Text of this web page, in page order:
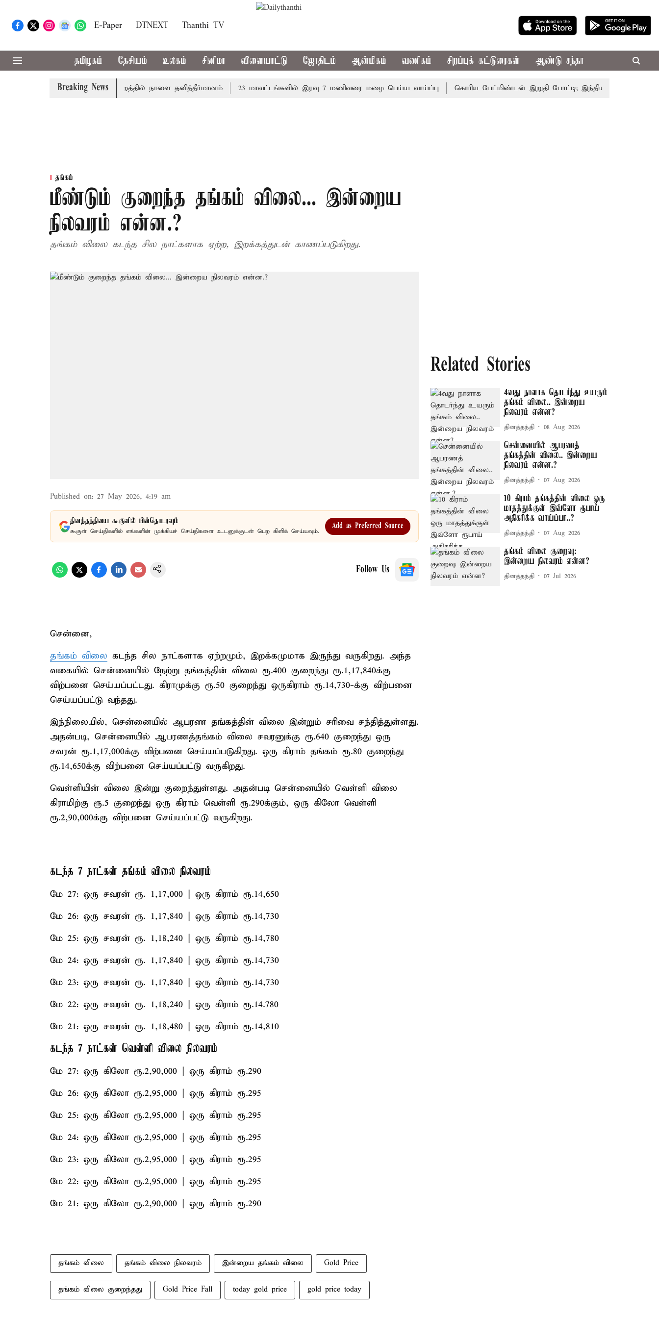
E-Paper DTNEXT Thanthi TV
தமிழகம் தேசியம் உலகம் சினிமா விளையாட்டு ஜோதிடம் ஆன்மிகம் வணிகம் சிறப்புக் கட்டுரைகள் ஆண்டு சந்தா
Breaking News
தமிழ்த்தாய் வாழ்த்து: சட்டமன்றத்தில் நாளை தனித்தீர்மானம் 23 மாவட்டங்களில் இரவு 7 மணிவரை மழை பெய்ய வாய்ப்பு கொரிய பேட்மிண்டன் இறுதி போட்டி; இந்திய வீராங்கனை
தங்கம்
மீண்டும் குறைந்த தங்கம் விலை... இன்றைய
நிலவரம் என்ன.?
தங்கம் விலை கடந்த சில நாட்களாக ஏற்ற, இறக்கத்துடன் காணப்படுகிறது.
Published on: 27 May 2026, 4:19 am
தினத்தந்தியை கூகுளில் பின்தொடரவும்
கூகுள் செய்திகளில் எங்களின் முக்கியச் செய்திகளை உடனுக்குடன் பெற கிளிக் செய்யவும்.
Add as Preferred Source
Follow Us
சென்னை,
தங்கம் விலை கடந்த சில நாட்களாக ஏற்றமும், இறக்கமுமாக இருந்து வருகிறது. அந்த
வகையில் சென்னையில் நேற்று தங்கத்தின் விலை ரூ.400 குறைந்து ரூ.1,17,840க்கு
விற்பனை செய்யப்பட்டது. கிராமுக்கு ரூ.50 குறைந்து ஒருகிராம் ரூ.14,730-க்கு விற்பனை
செய்யப்பட்டு வந்தது.
இந்நிலையில், சென்னையில் ஆபரண தங்கத்தின் விலை இன்றும் சரிவை சந்தித்துள்ளது.
அதன்படி, சென்னையில் ஆபரணத்தங்கம் விலை சவரனுக்கு ரூ.640 குறைந்து ஒரு
சவரன் ரூ.1,17,000க்கு விற்பனை செய்யப்படுகிறது. ஒரு கிராம் தங்கம் ரூ.80 குறைந்து
ரூ.14,650க்கு விற்பனை செய்யப்பட்டு வருகிறது.
வெள்ளியின் விலை இன்று குறைந்துள்ளது. அதன்படி சென்னையில் வெள்ளி விலை
கிராமிற்கு ரூ.5 குறைந்து ஒரு கிராம் வெள்ளி ரூ.290க்கும், ஒரு கிலோ வெள்ளி
ரூ.2,90,000க்கு விற்பனை செய்யப்பட்டு வருகிறது.
கடந்த 7 நாட்கள் தங்கம் விலை நிலவரம்
மே 27: ஒரு சவரன் ரூ. 1,17,000 | ஒரு கிராம் ரூ.14,650
மே 26: ஒரு சவரன் ரூ. 1,17,840 | ஒரு கிராம் ரூ.14,730
மே 25: ஒரு சவரன் ரூ. 1,18,240 | ஒரு கிராம் ரூ.14,780
மே 24: ஒரு சவரன் ரூ. 1,17,840 | ஒரு கிராம் ரூ.14,730
மே 23: ஒரு சவரன் ரூ. 1,17,840 | ஒரு கிராம் ரூ.14,730
மே 22: ஒரு சவரன் ரூ. 1,18,240 | ஒரு கிராம் ரூ.14.780
மே 21: ஒரு சவரன் ரூ. 1,18,480 | ஒரு கிராம் ரூ.14,810
கடந்த 7 நாட்கள் வெள்ளி விலை நிலவரம்
மே 27: ஒரு கிலோ ரூ.2,90,000 | ஒரு கிராம் ரூ.290
மே 26: ஒரு கிலோ ரூ.2,95,000 | ஒரு கிராம் ரூ.295
மே 25: ஒரு கிலோ ரூ.2,95,000 | ஒரு கிராம் ரூ.295
மே 24: ஒரு கிலோ ரூ.2,95,000 | ஒரு கிராம் ரூ.295
மே 23: ஒரு கிலோ ரூ.2,95,000 | ஒரு கிராம் ரூ.295
மே 22: ஒரு கிலோ ரூ.2,95,000 | ஒரு கிராம் ரூ.295
மே 21: ஒரு கிலோ ரூ.2,90,000 | ஒரு கிராம் ரூ.290
தங்கம் விலை தங்கம் விலை நிலவரம் இன்றைய தங்கம் விலை Gold Price
தங்கம் விலை குறைந்தது Gold Price Fall today gold price gold price today
Related Stories
4வது நாளாக தொடர்ந்து உயரும்
தங்கம் விலை.. இன்றைய
நிலவரம் என்ன?
தினத்தந்தி 08 Aug 2026
சென்னையில் ஆபரணத்
தங்கத்தின் விலை.. இன்றைய
நிலவரம் என்ன.?
தினத்தந்தி 07 Aug 2026
10 கிராம் தங்கத்தின் விலை ஒரு
மாதத்துக்குள் இவ்ளோ ரூபாய்
அதிகரிக்க வாய்ப்பா..?
தினத்தந்தி 07 Aug 2026
தங்கம் விலை குறைவு:
இன்றைய நிலவரம் என்ன?
தினத்தந்தி 07 Jul 2026